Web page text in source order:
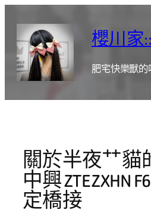
櫻川家
肥宅快樂獸
關於半夜艹貓
中興 ZTE ZXHN
定橋接